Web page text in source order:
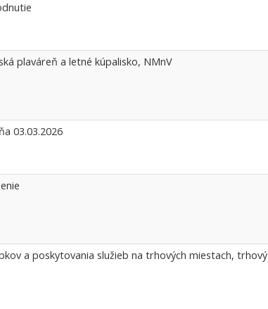
plaváreň a letné kúpalisko, NMnV
03.03.2026
a poskytovania služieb na trhových miestach, trhový